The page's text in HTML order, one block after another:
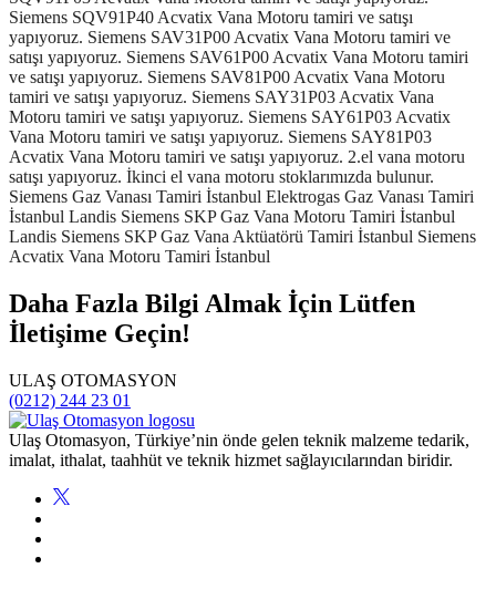
Daha Fazla Bilgi Almak İçin Lütfen
İletişime Geçin!
ULAŞ OTOMASYON
(0212) 244 23 01
Ulaş Otomasyon, Türkiye’nin önde gelen teknik malzeme tedarik,
imalat, ithalat, taahhüt ve teknik hizmet sağlayıcılarından biridir.